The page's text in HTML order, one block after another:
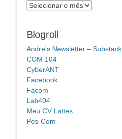
Arquivos
Blogroll
Andre's Newsletter – Substack
COM 104
CyberANT
Facebook
Facom
Lab404
Meu CV Lattes
Pos-Com